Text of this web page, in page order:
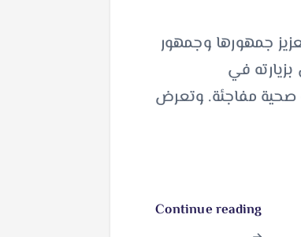
جمهورها وجمهور
في
صحية مفاجئة. وتعرض
Continue reading